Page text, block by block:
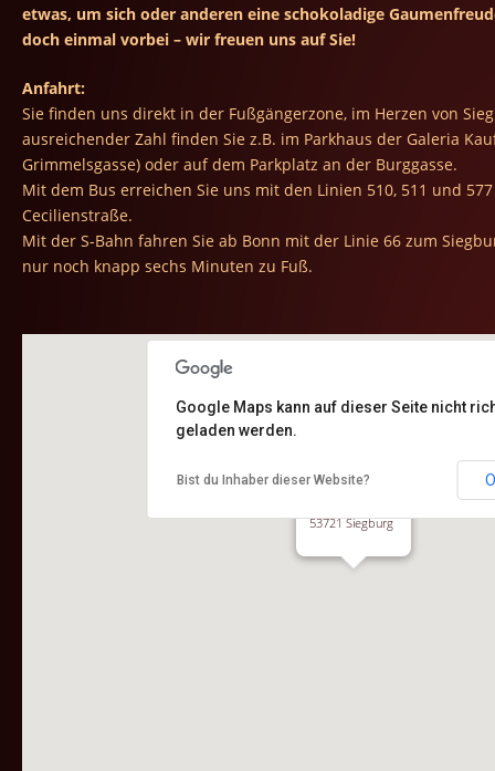
etwas, um sich oder anderen eine schokoladige
doch einmal vorbei – wir freuen uns auf Sie!
Anfahrt:
Sie finden uns direkt in der Fußgängerzone, im Herzen von
ausreichender Zahl finden Sie z.B. im Parkhaus der Galeria
Grimmelsgasse) oder auf dem Parkplatz an der Burggasse.
Mit dem Bus erreichen Sie uns mit den Linien 510, 511 und
Cecilienstraße.
Mit der S-Bahn fahren Sie ab Bonn mit der Linie 66 zum
nur noch knapp sechs Minuten zu Fuß.
Sylvia Bernardini
53721 Siegburg
Google Maps kann auf dieser Seite nicht
geladen werden.
Bist du Inhaber dieser Website?